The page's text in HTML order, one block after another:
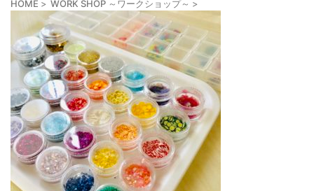
HOME > WORK SHOP ～ワークショップ～ >